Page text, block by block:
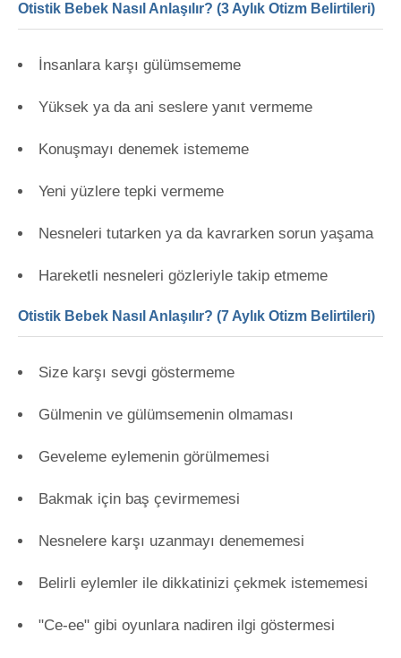
Otistik Bebek Nasıl Anlaşılır? (3 Aylık Otizm Belirtileri)
İnsanlara karşı gülümsememe
Yüksek ya da ani seslere yanıt vermeme
Konuşmayı denemek istememe
Yeni yüzlere tepki vermeme
Nesneleri tutarken ya da kavrarken sorun yaşama
Hareketli nesneleri gözleriyle takip etmeme
Otistik Bebek Nasıl Anlaşılır? (7 Aylık Otizm Belirtileri)
Size karşı sevgi göstermeme
Gülmenin ve gülümsemenin olmaması
Geveleme eylemenin görülmemesi
Bakmak için baş çevirmemesi
Nesnelere karşı uzanmayı denememesi
Belirli eylemler ile dikkatinizi çekmek istememesi
"Ce-ee" gibi oyunlara nadiren ilgi göstermesi